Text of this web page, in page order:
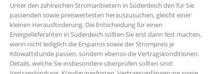
Unter den zahlreichen Stromanbietern in Süderdeich den für Sie
passenden sowie preiswertesten herauszusuchen, gleicht einer
kleinen Herausforderung. Die Entscheidung für einen
Energielieferanten in Süderdeich sollten Sie erst dann fest machen,
wenn nicht lediglich die Ersparnis sowie der Strompreis je
Kilowattstunde passen, sondern ebenso die Vertragskonditionen.
Details, welche Sie insbesondere überprüfen sollten sind: